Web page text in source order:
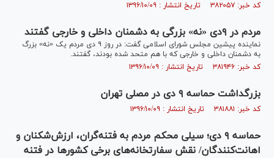
کد خبر: ۳۸۲۰۵۷ تاریخ انتشار : ۱۳۹۶/۱۰/۰۹
مردم در ۹دی «نه» بزرگی به دشمنان داخلی و خارجی گفتند
نماینده پیشین مجلس شورای اسلامی گفت: در روز ۹ دی مردم یک «نه» بزرگ
به دشمنان داخلی و خارجی که با هم متحد شده بودند، گفتند.
کد خبر: ۳۸۱۹۴۶ تاریخ انتشار : ۱۳۹۶/۱۰/۰۹
بزرگداشت حماسه ۹ دی در مصلی تهران
کد خبر: ۳۸۱۸۸۱ تاریخ انتشار : ۱۳۹۶/۱۰/۰۹
حماسه ۹ دی؛ سیلی محکم مردم به فتنه‌گران، ارزش‌شکنان و
اهانت‌کنندگان/ نقش سفارتخانه‌‌‌های برخی کشورها در فتنه